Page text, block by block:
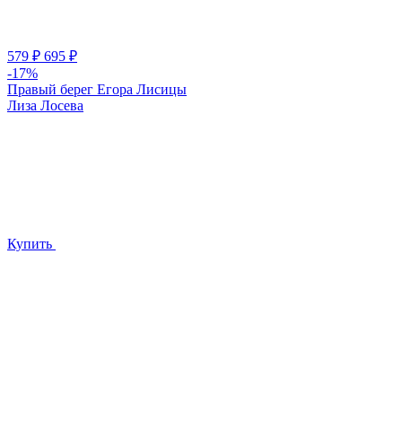
579 ₽ 695 ₽
-17%
Правый берег Егора Лисицы
Лиза Лосева
Купить